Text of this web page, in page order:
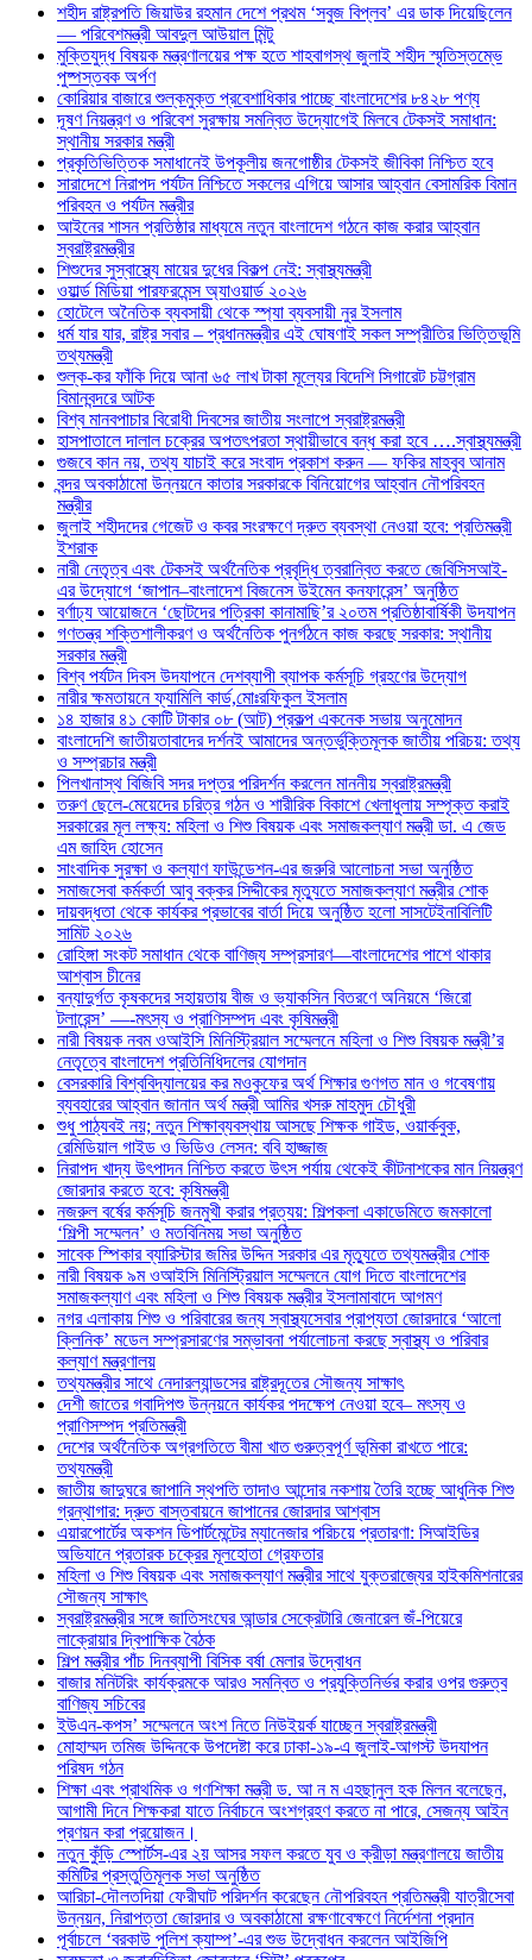
শহীদ রাষ্ট্রপতি জিয়াউর রহমান দেশে প্রথম ‘সবুজ বিপ্লব’ এর ডাক দিয়েছিলেন
— পরিবেশমন্ত্রী আবদুল আউয়াল মিন্টু
মুক্তিযুদ্ধ বিষয়ক মন্ত্রণালয়ের পক্ষ হতে শাহবাগস্থ জুলাই শহীদ স্মৃতিস্তম্ভে
পুষ্পস্তবক অর্পণ
কোরিয়ার বাজারে শুল্কমুক্ত প্রবেশাধিকার পাচ্ছে বাংলাদেশের ৮৪২৮ পণ্য
দূষণ নিয়ন্ত্রণ ও পরিবেশ সুরক্ষায় সমন্বিত উদ্যোগেই মিলবে টেকসই সমাধান:
স্থানীয় সরকার মন্ত্রী
প্রকৃতিভিত্তিক সমাধানেই উপকূলীয় জনগোষ্ঠীর টেকসই জীবিকা নিশ্চিত হবে
সারাদেশে নিরাপদ পর্যটন নিশ্চিতে সকলের এগিয়ে আসার আহ্বান বেসামরিক বিমান
পরিবহন ও পর্যটন মন্ত্রীর
আইনের শাসন প্রতিষ্ঠার মাধ্যমে নতুন বাংলাদেশ গঠনে কাজ করার আহ্বান
স্বরাষ্ট্রমন্ত্রীর
শিশুদের সুস্বাস্থ্যে মায়ের দুধের বিকল্প নেই: স্বাস্থ্যমন্ত্রী
ওয়ার্ল্ড মিডিয়া পারফরমেন্স অ্যাওয়ার্ড ২০২৬
হোটেলে অনৈতিক ব্যবসায়ী থেকে স্প্যা ব্যবসায়ী নুর ইসলাম
ধর্ম যার যার, রাষ্ট্র সবার – প্রধানমন্ত্রীর এই ঘোষণাই সকল সম্প্রীতির ভিত্তিভূমি
তথ্যমন্ত্রী
শুল্ক-কর ফাঁকি দিয়ে আনা ৬৫ লাখ টাকা মূল্যের বিদেশি সিগারেট চট্টগ্রাম
বিমানবন্দরে আটক
বিশ্ব মানবপাচার বিরোধী দিবসের জাতীয় সংলাপে স্বরাষ্ট্রমন্ত্রী
হাসপাতালে দালাল চক্রের অপতৎপরতা স্থায়ীভাবে বন্ধ করা হবে ….স্বাস্থ্যমন্ত্রী
গুজবে কান নয়, তথ্য যাচাই করে সংবাদ প্রকাশ করুন — ফকির মাহবুব আনাম
বন্দর অবকাঠামো উন্নয়নে কাতার সরকারকে বিনিয়োগের আহ্বান নৌপরিবহন
মন্ত্রীর
জুলাই শহীদদের গেজেট ও কবর সংরক্ষণে দ্রুত ব্যবস্থা নেওয়া হবে: প্রতিমন্ত্রী
ইশরাক
নারী নেতৃত্ব এবং টেকসই অর্থনৈতিক প্রবৃদ্ধি ত্বরান্বিত করতে জেবিসিসআই-
এর উদ্যোগে ‘জাপান–বাংলাদেশ বিজনেস উইমেন কনফারেন্স’ অনুষ্ঠিত
বর্ণাঢ্য আয়োজনে ‘ছোটদের পত্রিকা কানামাছি’র ২০তম প্রতিষ্ঠাবার্ষিকী উদযাপন
গণতন্ত্র শক্তিশালীকরণ ও অর্থনৈতিক পুনর্গঠনে কাজ করছে সরকার: স্থানীয়
সরকার মন্ত্রী
বিশ্ব পর্যটন দিবস উদযাপনে দেশব্যাপী ব্যাপক কর্মসূচি গ্রহণের উদ্যোগ
নারীর ক্ষমতায়নে ফ্যামিলি কার্ড,মোঃরফিকুল ইসলাম
১৪ হাজার ৪১ কোটি টাকার ০৮ (আট) প্রকল্প একনেক সভায় অনুমোদন
বাংলাদেশি জাতীয়তাবাদের দর্শনই আমাদের অন্তর্ভুক্তিমূলক জাতীয় পরিচয়: তথ্য
ও সম্প্রচার মন্ত্রী
পিলখানাস্থ বিজিবি সদর দপ্তর পরিদর্শন করলেন মাননীয় স্বরাষ্ট্রমন্ত্রী
তরুণ ছেলে-মেয়েদের চরিত্র গঠন ও শারীরিক বিকাশে খেলাধুলায় সম্পৃক্ত করাই
সরকারের মূল লক্ষ্য: মহিলা ও শিশু বিষয়ক এবং সমাজকল্যাণ মন্ত্রী ডা. এ জেড
এম জাহিদ হোসেন
সাংবাদিক সুরক্ষা ও কল্যাণ ফাউন্ডেশন-এর জরুরি আলোচনা সভা অনুষ্ঠিত
সমাজসেবা কর্মকর্তা আবু বক্কর সিদ্দীকের মৃত্যুতে সমাজকল্যাণ মন্ত্রীর শোক
দায়বদ্ধতা থেকে কার্যকর প্রভাবের বার্তা দিয়ে অনুষ্ঠিত হলো সাসটেইনাবিলিটি
সামিট ২০২৬
রোহিঙ্গা সংকট সমাধান থেকে বাণিজ্য সম্প্রসারণ—বাংলাদেশের পাশে থাকার
আশ্বাস চীনের
বন্যাদুর্গত কৃষকদের সহায়তায় বীজ ও ভ্যাকসিন বিতরণে অনিয়মে ‘জিরো
টলারেন্স’ —-মৎস্য ও প্রাণিসম্পদ এবং কৃষিমন্ত্রী
নারী বিষয়ক নবম ওআইসি মিনিস্ট্রিয়াল সম্মেলনে মহিলা ও শিশু বিষয়ক মন্ত্রী’র
নেতৃত্বে বাংলাদেশ প্রতিনিধিদলের যোগদান
বেসরকারি বিশ্ববিদ্যালয়ের কর মওকুফের অর্থ শিক্ষার গুণগত মান ও গবেষণায়
ব্যবহারের আহ্বান জানান অর্থ মন্ত্রী আমির খসরু মাহমুদ চৌধুরী
শুধু পাঠ্যবই নয়; নতুন শিক্ষাব্যবস্থায় আসছে শিক্ষক গাইড, ওয়ার্কবুক,
রেমিডিয়াল গাইড ও ভিডিও লেসন: ববি হাজ্জাজ
নিরাপদ খাদ্য উৎপাদন নিশ্চিত করতে উৎস পর্যায় থেকেই কীটনাশকের মান নিয়ন্ত্রণ
জোরদার করতে হবে: কৃষিমন্ত্রী
নজরুল বর্ষের কর্মসূচি জনমুখী করার প্রত্যয়: শিল্পকলা একাডেমিতে জমকালো
‘শিল্পী সম্মেলন’ ও মতবিনিময় সভা অনুষ্ঠিত
সাবেক স্পিকার ব্যারিস্টার জমির উদ্দিন সরকার এর মৃত্যুতে তথ্যমন্ত্রীর শোক
নারী বিষয়ক ৯ম ওআইসি মিনিস্ট্রিয়াল সম্মেলনে যোগ দিতে বাংলাদেশের
সমাজকল্যাণ এবং মহিলা ও শিশু বিষয়ক মন্ত্রীর ইসলামাবাদে আগমণ
নগর এলাকায় শিশু ও পরিবারের জন্য স্বাস্থ্যসেবার প্রাপ্যতা জোরদারে ‘আলো
ক্লিনিক’ মডেল সম্প্রসারণের সম্ভাবনা পর্যালোচনা করছে স্বাস্থ্য ও পরিবার
কল্যাণ মন্ত্রণালয়
তথ্যমন্ত্রীর সাথে নেদারল্যান্ডসের রাষ্ট্রদূতের সৌজন্য সাক্ষাৎ
দেশী জাতের গবাদিপশু উন্নয়নে কার্যকর পদক্ষেপ নেওয়া হবে– মৎস্য ও
প্রাণিসম্পদ প্রতিমন্ত্রী
দেশের অর্থনৈতিক অগ্রগতিতে বীমা খাত গুরুত্বপূর্ণ ভূমিকা রাখতে পারে:
তথ্যমন্ত্রী
জাতীয় জাদুঘরে জাপানি স্থপতি তাদাও আন্দোর নকশায় তৈরি হচ্ছে আধুনিক শিশু
গ্রন্থাগার: দ্রুত বাস্তবায়নে জাপানের জোরদার আশ্বাস
এয়ারপোর্টের অকশন ডিপার্টমেন্টের ম্যানেজার পরিচয়ে প্রতারণা: সিআইডির
অভিযানে প্রতারক চক্রের মূলহোতা গ্রেফতার
মহিলা ও শিশু বিষয়ক এবং সমাজকল্যাণ মন্ত্রীর সাথে যুক্তরাজ্যের হাইকমিশনারের
সৌজন্য সাক্ষাৎ
স্বরাষ্ট্রমন্ত্রীর সঙ্গে জাতিসংঘের আন্ডার সেক্রেটারি জেনারেল জঁ-পিয়েরে
লাক্রোয়ার দ্বিপাক্ষিক বৈঠক
শিল্প মন্ত্রীর পাঁচ দিনব্যাপী বিসিক বর্ষা মেলার উদ্বোধন
বাজার মনিটরিং কার্যক্রমকে আরও সমন্বিত ও প্রযুক্তিনির্ভর করার ওপর গুরুত্ব
বাণিজ্য সচিবের
ইউএন-কপস’ সম্মেলনে অংশ নিতে নিউইয়র্ক যাচ্ছেন স্বরাষ্ট্রমন্ত্রী
মোহাম্মদ তমিজ উদ্দিনকে উপদেষ্টা করে ঢাকা-১৯-এ জুলাই-আগস্ট উদযাপন
পরিষদ গঠন
শিক্ষা এবং প্রাথমিক ও গণশিক্ষা মন্ত্রী ড. আ ন ম এহছানুল হক মিলন বলেছেন,
আগামী দিনে শিক্ষকরা যাতে নির্বাচনে অংশগ্রহণ করতে না পারে, সেজন্য আইন
প্রণয়ন করা প্রয়োজন।
নতুন কুঁড়ি স্পোর্টস-এর ২য় আসর সফল করতে যুব ও ক্রীড়া মন্ত্রণালয়ে জাতীয়
কমিটির প্রস্তুতিমূলক সভা অনুষ্ঠিত
আরিচা-দৌলতদিয়া ফেরীঘাট পরিদর্শন করেছেন নৌপরিবহন প্রতিমন্ত্রী যাত্রীসেবা
উন্নয়ন, নিরাপত্তা জোরদার ও অবকাঠামো রক্ষণাবেক্ষণে নির্দেশনা প্রদান
পূর্বাচলে ‘বরকাউ পুলিশ ক্যাম্প’-এর শুভ উদ্বোধন করলেন আইজিপি